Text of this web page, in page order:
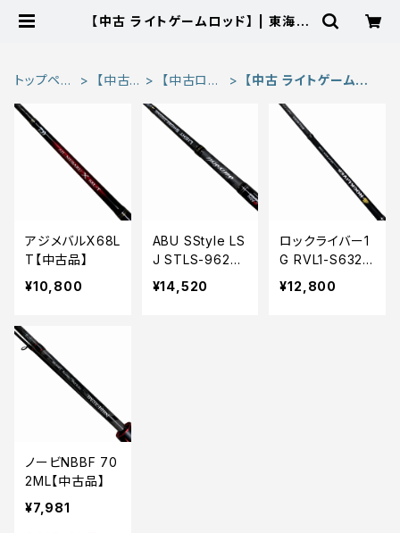
【中古 ライトゲームロッド】 | 東海つ
トップペー
【中古
【中古ロッ
【中古 ライトゲームロ
アジメバルX68L
T【中古品】
¥10,800
ABU SStyle LS
J STLS-962M
40-KR【中古品】
¥14,520
ロックライバー1
G RVL1-S632U
L【中古品】
¥12,800
ノービNBBF 70
2ML【中古品】
¥7,981